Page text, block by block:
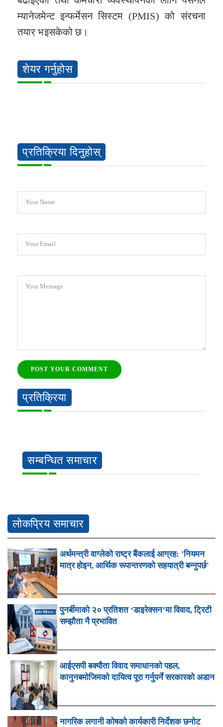
म्यानेजमेन्ट इन्फर्मेसन सिस्टम (PMIS) को संरचना
तयार भइसकेको छ।
शेयर गर्नुहोस
प्रतिक्रिया दिनुहोस्
Your Name
Your Email
Your Message
POST YOUR COMMENT
प्रतिक्रिया
सम्बन्धित समाचार
लोकप्रिय समाचार
अर्थमन्त्री वाग्लेको राष्ट्र बैंकलाई आग्रह: 'नियमन
मात्र होइन, आर्थिक रूपान्तरणको सहयात्री बन्नुपर्छ'
पुनर्बीमाको २० प्रतिशत ‘डाइरेक्सन’मा विवाद, ट्रिटी
सम्झौता नै प्रभावित
आईएसपी बक्यौता विवाद समाधानको पहल,
कानुनबमोजिमको दायित्व पूरा गर्नुपर्ने सरकारको अडान
नागरिक लगानी कोषको कार्यकारी निर्देशक छनोट